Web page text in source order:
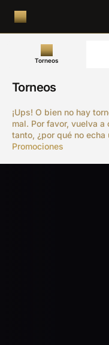
Torneos
Torneos
¡Ups! O bien no hay
mal. Por favor, vuelva
tanto, ¿por qué no
Promociones